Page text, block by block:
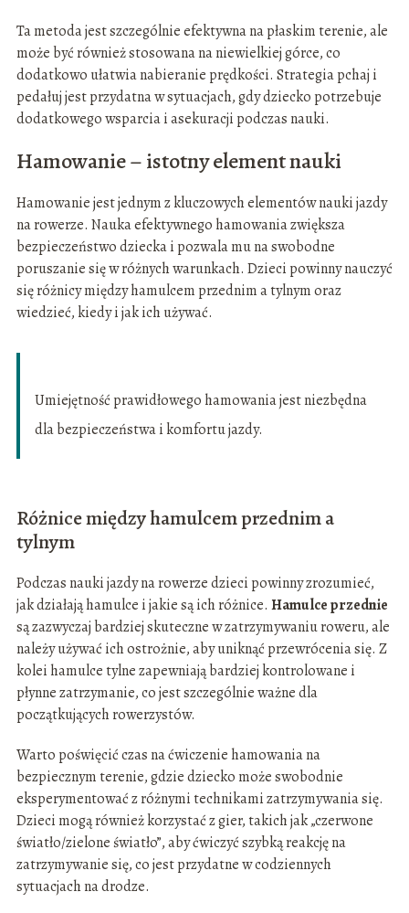
Ta metoda jest szczególnie efektywna na płaskim terenie, ale
może być również stosowana na niewielkiej górce, co
dodatkowo ułatwia nabieranie prędkości. Strategia pchaj i
pedałuj jest przydatna w sytuacjach, gdy dziecko potrzebuje
dodatkowego wsparcia i asekuracji podczas nauki.
Hamowanie – istotny element nauki
Hamowanie jest jednym z kluczowych elementów nauki jazdy
na rowerze. Nauka efektywnego hamowania zwiększa
bezpieczeństwo dziecka i pozwala mu na swobodne
poruszanie się w różnych warunkach. Dzieci powinny nauczyć
się różnicy między hamulcem przednim a tylnym oraz
wiedzieć, kiedy i jak ich używać.
Umiejętność prawidłowego hamowania jest niezbędna
dla bezpieczeństwa i komfortu jazdy.
Różnice między hamulcem przednim a
tylnym
Podczas nauki jazdy na rowerze dzieci powinny zrozumieć,
jak działają hamulce i jakie są ich różnice. Hamulce przednie
są zazwyczaj bardziej skuteczne w zatrzymywaniu roweru, ale
należy używać ich ostrożnie, aby uniknąć przewrócenia się. Z
kolei hamulce tylne zapewniają bardziej kontrolowane i
płynne zatrzymanie, co jest szczególnie ważne dla
początkujących rowerzystów.
Warto poświęcić czas na ćwiczenie hamowania na
bezpiecznym terenie, gdzie dziecko może swobodnie
eksperymentować z różnymi technikami zatrzymywania się.
Dzieci mogą również korzystać z gier, takich jak „czerwone
światło/zielone światło”, aby ćwiczyć szybką reakcję na
zatrzymywanie się, co jest przydatne w codziennych
sytuacjach na drodze.